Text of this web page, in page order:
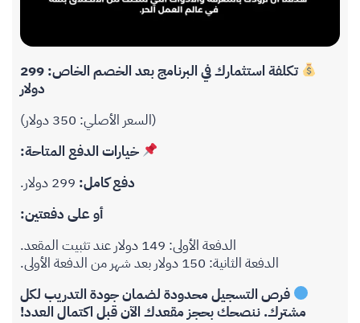
تكلفة استثمارك في البرنامج بعد الخصم الخاص: 299
دولار
(السعر الأصلي: 350 دولار)
خيارات الدفع المتاحة:
دفع كامل:
أو على دفعتين:
الدفعة الأولى: 149 دولار عند تثبيت المقعد.
الدفعة الثانية: 150 دولار بعد شهر من الدفعة الأولى.
فرص التسجيل محدودة لضمان جودة التدريب لكل
مشترك. ننصحك بحجز مقعدك الآن قبل اكتمال العدد!